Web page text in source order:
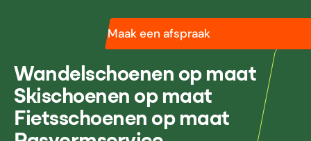
Maak een afspraak
Wandelschoenen op maat
Skischoenen op maat
Fietsschoenen op maat